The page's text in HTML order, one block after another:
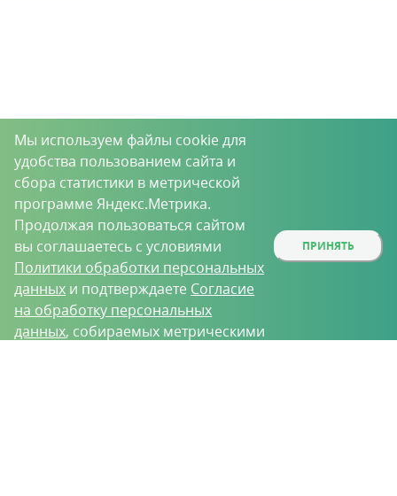
Мы используем файлы cookie для
удобства пользованием сайта и
сбора статистики в метрической
программе Яндекс.Метрика.
Продолжая пользоваться сайтом
вы соглашаетесь с условиями
Политики обработки персональных
данных и подтверждаете Согласие
на обработку персональных
данных, собираемых метрическими
ПРИНЯТЬ